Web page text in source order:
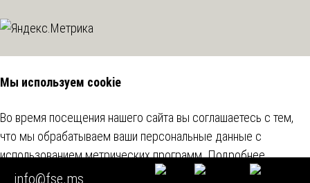
info@fse.ms
Мы используем cookie
Во время посещения нашего сайта вы соглашаетесь с тем,
что мы обрабатываем ваши персональные данные с
использованием метрических программ.Подробнее